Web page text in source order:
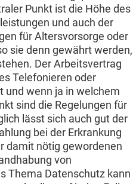
Punkt ist die Höhe des
und auch der
für Altersvorsorge oder
sie denn gewährt werden,
Der Arbeitsvertrag
Telefonieren oder
und wenn ja in welchem
sind die Regelungen für
lässt sich auch gut der
bei der Erkrankung
damit nötig gewordenen
von
Thema Datenschutz kann